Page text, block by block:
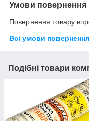
Умови повернення
Повернення товару
Всі умови повернення
Подібні товари